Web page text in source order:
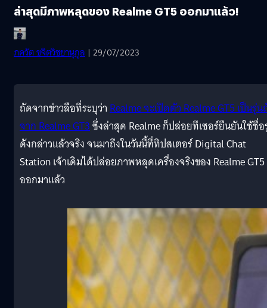
ล่าสุดมีภาพหลุดของ Realme GT5 ออกมาแล้ว!
ภควัต ขจิตวิชยานุกูล | 29/07/2023
ถัดจากข่าวลือที่ระบุว่าRealme จะเปิดตัว Realme GT5 เป็นรุ่
จาก Realme GT3ซึ่งล่าสุด Realme ก็ปล่อยทีเซอร์ยืนยันใช้ชื่
ดังกล่าวแล้วจริง จนมาถึงในวันนี้ที่ทิปสเตอร์ Digital Chat
Station เจ้าเดิมได้ปล่อยภาพหลุดเครื่องจริงของ Realme GT5
ออกมาแล้ว